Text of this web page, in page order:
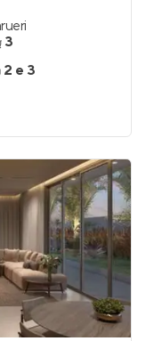
3
2 e 3